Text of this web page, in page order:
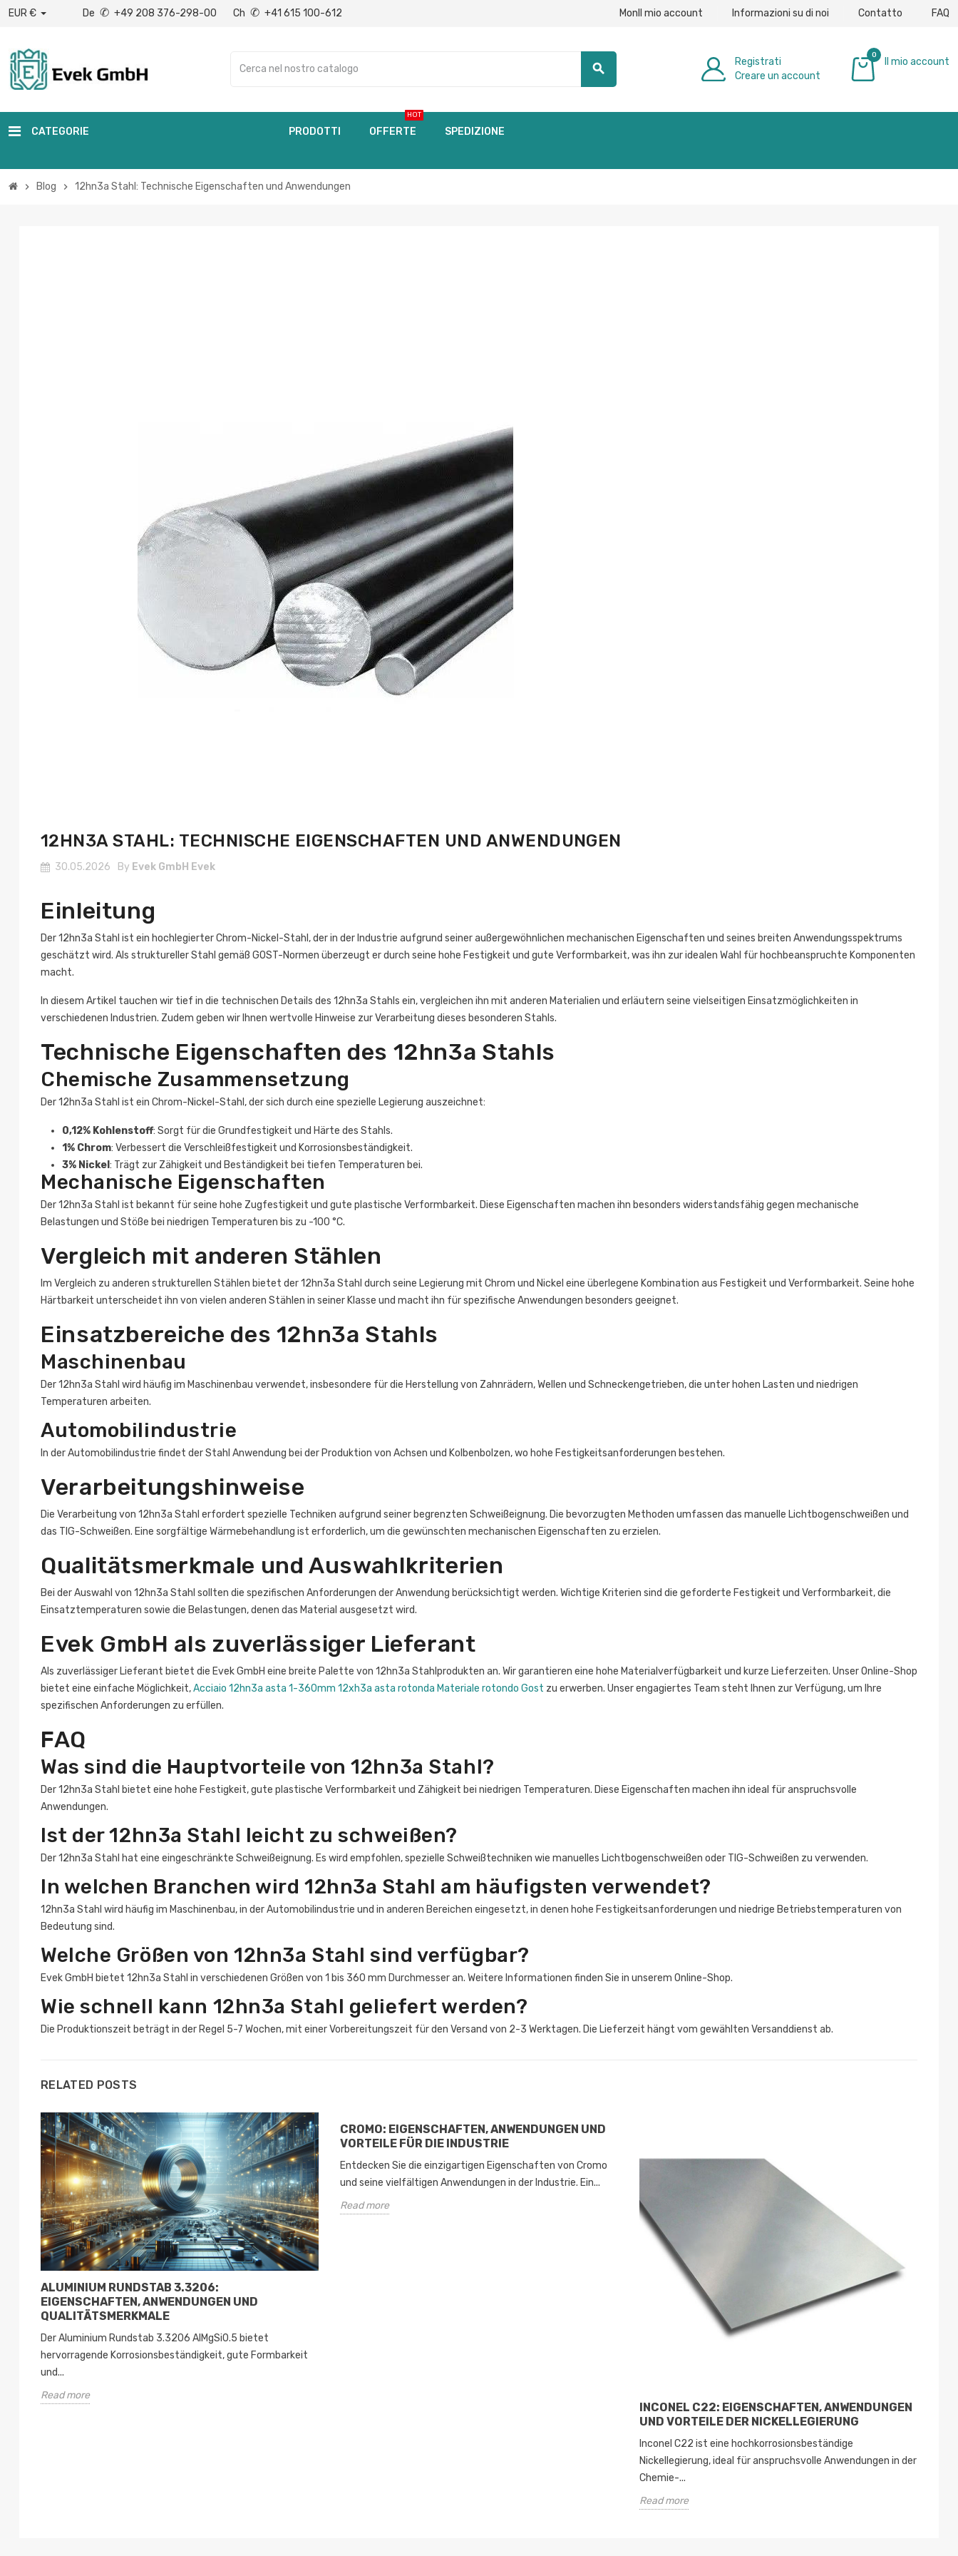
EUR € De ✆ +49 208 376-298-00 Ch ✆ +41 615 100-612 MonIl mio account Informazioni su di noi Contatto FAQ
search
Registrati
Creare un account
0
Il mio account
CATEGORIE PRODOTTI OFFERTE
HOT
SPEDIZIONE
chevron_right Blog chevron_right 12hn3a Stahl: Technische Eigenschaften und Anwendungen
12HN3A STAHL: TECHNISCHE EIGENSCHAFTEN UND ANWENDUNGEN
30.05.2026 By Evek GmbH Evek
Einleitung
Der 12hn3a Stahl ist ein hochlegierter Chrom-Nickel-Stahl, der in der Industrie aufgrund seiner außergewöhnlichen mechanischen Eigenschaften und seines breiten Anwendungsspektrums
geschätzt wird. Als struktureller Stahl gemäß GOST-Normen überzeugt er durch seine hohe Festigkeit und gute Verformbarkeit, was ihn zur idealen Wahl für hochbeanspruchte Komponenten
macht.
In diesem Artikel tauchen wir tief in die technischen Details des 12hn3a Stahls ein, vergleichen ihn mit anderen Materialien und erläutern seine vielseitigen Einsatzmöglichkeiten in
verschiedenen Industrien. Zudem geben wir Ihnen wertvolle Hinweise zur Verarbeitung dieses besonderen Stahls.
Technische Eigenschaften des 12hn3a Stahls
Chemische Zusammensetzung
Der 12hn3a Stahl ist ein Chrom-Nickel-Stahl, der sich durch eine spezielle Legierung auszeichnet:
0,12% Kohlenstoff: Sorgt für die Grundfestigkeit und Härte des Stahls.
1% Chrom: Verbessert die Verschleißfestigkeit und Korrosionsbeständigkeit.
3% Nickel : Trägt zur Zähigkeit und Beständigkeit bei tiefen Temperaturen bei.
Mechanische Eigenschaften
Der 12hn3a Stahl ist bekannt für seine hohe Zugfestigkeit und gute plastische Verformbarkeit. Diese Eigenschaften machen ihn besonders widerstandsfähig gegen mechanische
Belastungen und Stöße bei niedrigen Temperaturen bis zu -100 °C.
Vergleich mit anderen Stählen
Im Vergleich zu anderen strukturellen Stählen bietet der 12hn3a Stahl durch seine Legierung mit Chrom und Nickel eine überlegene Kombination aus Festigkeit und Verformbarkeit. Seine hohe
Härtbarkeit unterscheidet ihn von vielen anderen Stählen in seiner Klasse und macht ihn für spezifische Anwendungen besonders geeignet.
Einsatzbereiche des 12hn3a Stahls
Maschinenbau
Der 12hn3a Stahl wird häufig im Maschinenbau verwendet, insbesondere für die Herstellung von Zahnrädern, Wellen und Schneckengetrieben, die unter hohen Lasten und niedrigen
Temperaturen arbeiten.
Automobilindustrie
In der Automobilindustrie findet der Stahl Anwendung bei der Produktion von Achsen und Kolbenbolzen, wo hohe Festigkeitsanforderungen bestehen.
Verarbeitungshinweise
Die Verarbeitung von 12hn3a Stahl erfordert spezielle Techniken aufgrund seiner begrenzten Schweißeignung. Die bevorzugten Methoden umfassen das manuelle Lichtbogenschweißen und
das TIG-Schweißen. Eine sorgfältige Wärmebehandlung ist erforderlich, um die gewünschten mechanischen Eigenschaften zu erzielen.
Qualitätsmerkmale und Auswahlkriterien
Bei der Auswahl von 12hn3a Stahl sollten die spezifischen Anforderungen der Anwendung berücksichtigt werden. Wichtige Kriterien sind die geforderte Festigkeit und Verformbarkeit, die
Einsatztemperaturen sowie die Belastungen, denen das Material ausgesetzt wird.
Evek GmbH als zuverlässiger Lieferant
Als zuverlässiger Lieferant bietet die Evek GmbH eine breite Palette von 12hn3a Stahlprodukten an. Wir garantieren eine hohe Materialverfügbarkeit und kurze Lieferzeiten. Unser Online-Shop
bietet eine einfache Möglichkeit,Acciaio 12hn3a asta 1-360mm 12xh3a asta rotonda Materiale rotondo Gost zu erwerben. Unser engagiertes Team steht Ihnen zur Verfügung, um Ihre
spezifischen Anforderungen zu erfüllen.
FAQ
Was sind die Hauptvorteile von 12hn3a Stahl?
Der 12hn3a Stahl bietet eine hohe Festigkeit, gute plastische Verformbarkeit und Zähigkeit bei niedrigen Temperaturen. Diese Eigenschaften machen ihn ideal für anspruchsvolle
Anwendungen.
Ist der 12hn3a Stahl leicht zu schweißen?
Der 12hn3a Stahl hat eine eingeschränkte Schweißeignung. Es wird empfohlen, spezielle Schweißtechniken wie manuelles Lichtbogenschweißen oder TIG-Schweißen zu verwenden.
In welchen Branchen wird 12hn3a Stahl am häufigsten verwendet?
12hn3a Stahl wird häufig im Maschinenbau, in der Automobilindustrie und in anderen Bereichen eingesetzt, in denen hohe Festigkeitsanforderungen und niedrige Betriebstemperaturen von
Bedeutung sind.
Welche Größen von 12hn3a Stahl sind verfügbar?
Evek GmbH bietet 12hn3a Stahl in verschiedenen Größen von 1 bis 360 mm Durchmesser an. Weitere Informationen finden Sie in unserem Online-Shop.
Wie schnell kann 12hn3a Stahl geliefert werden?
Die Produktionszeit beträgt in der Regel 5-7 Wochen, mit einer Vorbereitungszeit für den Versand von 2-3 Werktagen. Die Lieferzeit hängt vom gewählten Versanddienst ab.
RELATED POSTS
ALUMINIUM RUNDSTAB 3.3206:
EIGENSCHAFTEN, ANWENDUNGEN UND
QUALITÄTSMERKMALE
Der Aluminium Rundstab 3.3206 AlMgSi0.5 bietet
hervorragende Korrosionsbeständigkeit, gute Formbarkeit
und...
Read more
CROMO: EIGENSCHAFTEN, ANWENDUNGEN UND
VORTEILE FÜR DIE INDUSTRIE
Entdecken Sie die einzigartigen Eigenschaften von Cromo
und seine vielfältigen Anwendungen in der Industrie. Ein...
Read more
INCONEL C22: EIGENSCHAFTEN, ANWENDUNGEN
UND VORTEILE DER NICKELLEGIERUNG
Inconel C22 ist eine hochkorrosionsbeständige
Nickellegierung, ideal für anspruchsvolle Anwendungen in der
Chemie-...
Read more